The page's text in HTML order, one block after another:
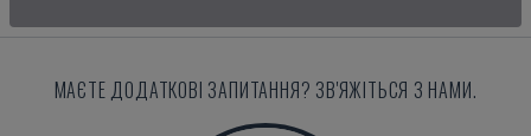
МАЄТЕ ДОДАТКОВІ ЗАПИТАННЯ? ЗВ'ЯЖІТЬСЯ З НАМИ.